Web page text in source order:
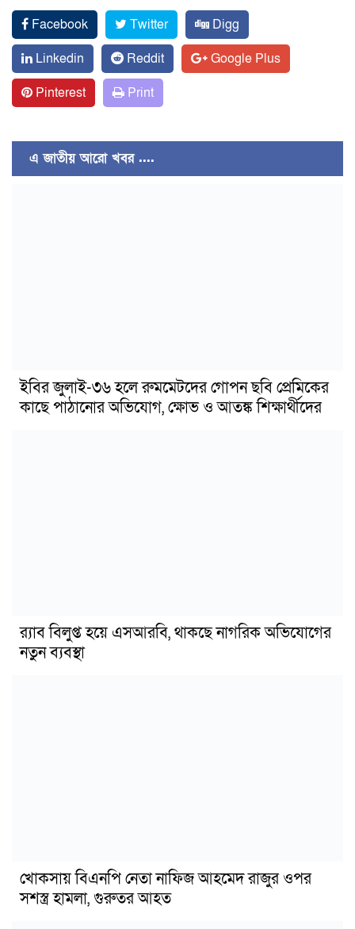
Facebook Twitter
Digg
Linkedin
Reddit
Google Plus
Pinterest
Print
এ জাতীয় আরো খবর ....
ইবির জুলাই-৩৬ হলে রুমমেটদের গোপন ছবি প্রেমিকের
কাছে পাঠানোর অভিযোগ, ক্ষোভ ও আতঙ্ক শিক্ষার্থীদের
র‍্যাব বিলুপ্ত হয়ে এসআরবি, থাকছে নাগরিক অভিযোগের
নতুন ব্যবস্থা
খোকসায় বিএনপি নেতা নাফিজ আহমেদ রাজুর ওপর
সশস্ত্র হামলা, গুরুতর আহত